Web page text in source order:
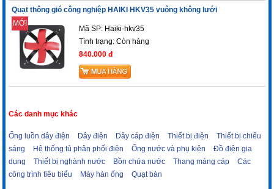
Quạt thông gió công nghiệp HAIKI HKV35 vuông không lưới
MỚI
Mã SP: Haiki-hkv35
Tình trạng:Còn hàng
840.000 đ
Các danh mục khác
Ống luồn dây điện Dây điện Dây cáp điện Thiết bị điện
Thiết bị chiếu
sáng
Hệ thống tủ phân phối điện Ống nước và phụ kiện
Đồ điện gia
dụng
Thiết bị nghành nước Bồn chứa nước Thang máng cáp
Các
công trình tiêu biểu
Máy hàn ống Quạt bàn